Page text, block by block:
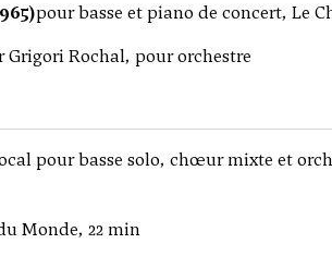
pour basse et piano de concert, Le
Rochal, pour orchestre
pour basse solo, chœur mixte et
Monde, 22 min